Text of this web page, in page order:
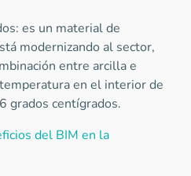
es un material de
modernizando al sector,
entre arcilla e
en el interior de
grados centígrados.
del BIM en la